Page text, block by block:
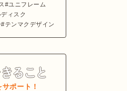
ユニフレーム
ディスク
テンマクデザイン
ポート！